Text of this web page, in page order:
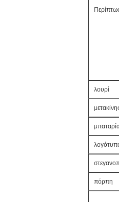
λουρί
πόρπη